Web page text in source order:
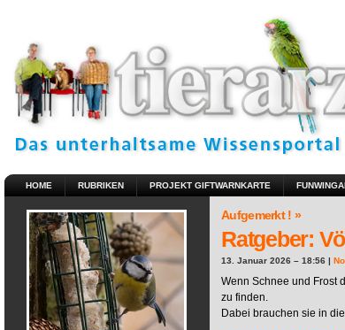
HOME RUBRIKEN PROJEKT GIFTWARNKARTE
Aufgemerkt ! »
Ratgeber:
13. Januar 2026 – 18:56 |
Wenn Schnee und Frost
zu finden.
Dabei brauchen sie in